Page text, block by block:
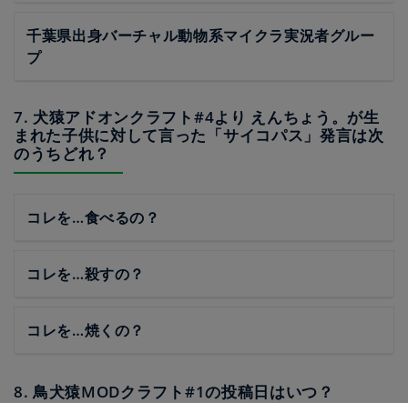
千葉県出身バーチャル動物系マイクラ実況者グルー
プ
7. 犬猿アドオンクラフト#4より えんちょう。が生
まれた子供に対して言った「サイコパス」発言は次
のうちどれ？
コレを…食べるの？
コレを…殺すの？
コレを…焼くの？
8. 鳥犬猿MODクラフト#1の投稿日はいつ？